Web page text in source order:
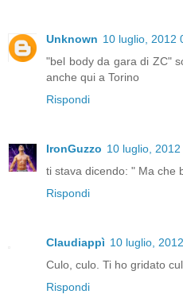
Unknown 10 luglio, 2012
"bel body da gara di ZC"
anche qui a Torino
Rispondi
IronGuzzo 10 luglio,
ti stava dicendo: " Ma che
Rispondi
Claudiappì 10 luglio,
Culo, culo. Ti ho gridato
Rispondi